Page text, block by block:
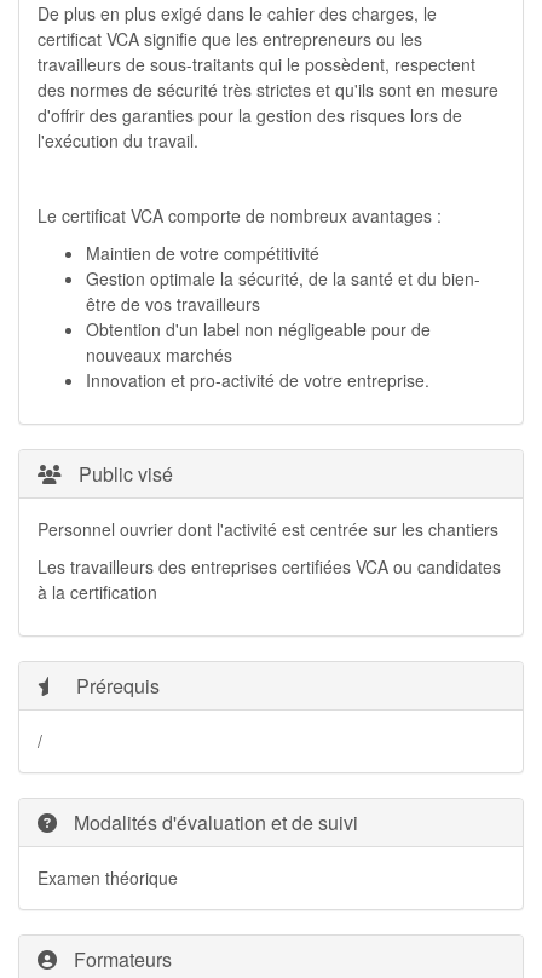
De plus en plus exigé dans le cahier des charges, le
certificat VCA signifie que les entrepreneurs ou les
travailleurs de sous-traitants qui le possèdent, respectent
des normes de sécurité très strictes et qu'ils sont en mesure
d'offrir des garanties pour la gestion des risques lors de
l'exécution du travail.
Le certificat VCA comporte de nombreux avantages :
Maintien de votre compétitivité
Gestion optimale la sécurité, de la santé et du bien-
être de vos travailleurs
Obtention d'un label non négligeable pour de
nouveaux marchés
Innovation et pro-activité de votre entreprise.
Public visé
Personnel ouvrier dont l'activité est centrée sur les chantiers
Les travailleurs des entreprises certifiées VCA ou candidates
à la certification
Prérequis
/
Modalités d'évaluation et de suivi
Examen théorique
Formateurs